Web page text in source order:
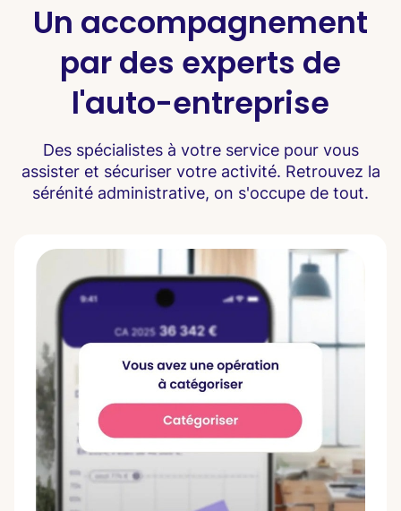
Un accompagnement
par des experts de
l'auto-entreprise
Des spécialistes à votre service pour vous
assister et sécuriser votre activité. Retrouvez la
sérénité administrative, on s'occupe de tout.